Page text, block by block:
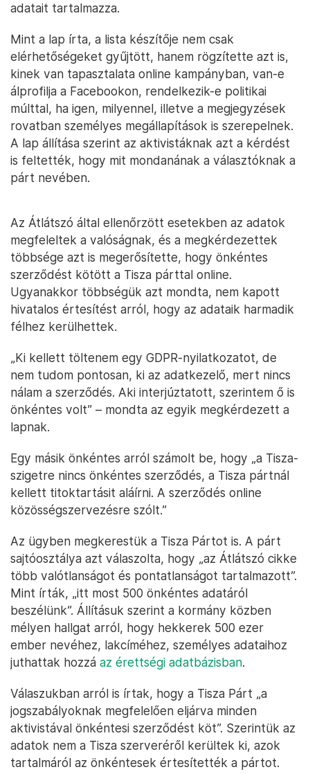
adatait tartalmazza.
Mint a lap írta, a lista készítője nem csak
elérhetőségeket gyűjtött, hanem rögzítette azt is,
kinek van tapasztalata online kampányban, van-e
álprofilja a Facebookon, rendelkezik-e politikai
múlttal, ha igen, milyennel, illetve a megjegyzések
rovatban személyes megállapítások is szerepelnek.
A lap állítása szerint az aktivistáknak azt a kérdést
is feltették, hogy mit mondanának a választóknak a
párt nevében.
Az Átlátszó által ellenőrzött esetekben az adatok
megfeleltek a valóságnak, és a megkérdezettek
többsége azt is megerősítette, hogy önkéntes
szerződést kötött a Tisza párttal online.
Ugyanakkor többségük azt mondta, nem kapott
hivatalos értesítést arról, hogy az adataik harmadik
félhez kerülhettek.
„Ki kellett töltenem egy GDPR-nyilatkozatot, de
nem tudom pontosan, ki az adatkezelő, mert nincs
nálam a szerződés. Aki interjúztatott, szerintem ő is
önkéntes volt” – mondta az egyik megkérdezett a
lapnak.
Egy másik önkéntes arról számolt be, hogy „a Tisza-
szigetre nincs önkéntes szerződés, a Tisza pártnál
kellett titoktartásit aláírni. A szerződés online
közösségszervezésre szólt.”
Az ügyben megkerestük a Tisza Pártot is. A párt
sajtóosztálya azt válaszolta, hogy „az Átlátszó cikke
több valótlanságot és pontatlanságot tartalmazott”.
Mint írták, „itt most 500 önkéntes adatáról
beszélünk”. Állításuk szerint a kormány közben
mélyen hallgat arról, hogy hekkerek 500 ezer
ember nevéhez, lakcíméhez, személyes adataihoz
juthattak hozzá az érettségi adatbázisban.
Válaszukban arról is írtak, hogy a Tisza Párt „a
jogszabályoknak megfelelően eljárva minden
aktivistával önkéntesi szerződést köt”. Szerintük az
adatok nem a Tisza szerveréről kerültek ki, azok
tartalmáról az önkéntesek értesítették a pártot.